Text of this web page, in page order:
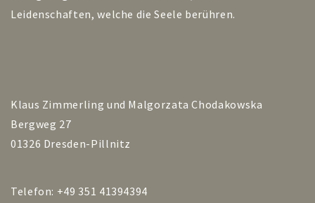
Leidenschaften, welche die Seele berühren.
Klaus Zimmerling und Malgorzata Chodakowska
Bergweg 27
01326 Dresden-Pillnitz
Telefon: +49 351 41394394